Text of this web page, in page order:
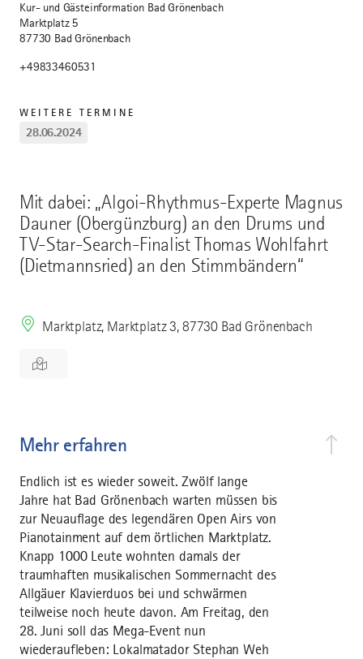
Mit dabei: „Algoi-Rhythmus-Experte Magnus
Dauner (Obergünzburg) an den Drums und
TV-Star-Search-Finalist Thomas Wohlfahrt
(Dietmannsried) an den Stimmbändern“
Marktplatz, Marktplatz 3, 87730 Bad Grönenbach
Mehr erfahren
Endlich ist es wieder soweit. Zwölf lange
Jahre hat Bad Grönenbach warten müssen bis
zur Neuauflage des legendären Open Airs von
Pianotainment auf dem örtlichen Marktplatz.
Knapp 1000 Leute wohnten damals der
traumhaften musikalischen Sommernacht des
Allgäuer Klavierduos bei und schwärmen
teilweise noch heute davon. Am Freitag, den
28. Juni soll das Mega-Event nun
wiederaufleben: Lokalmatador Stephan Weh
Kur- und Gästeinformation Bad Grönenbach
Marktplatz 5
87730 Bad Grönenbach
+49833460531
WEITERE TERMINE
28.06.2024